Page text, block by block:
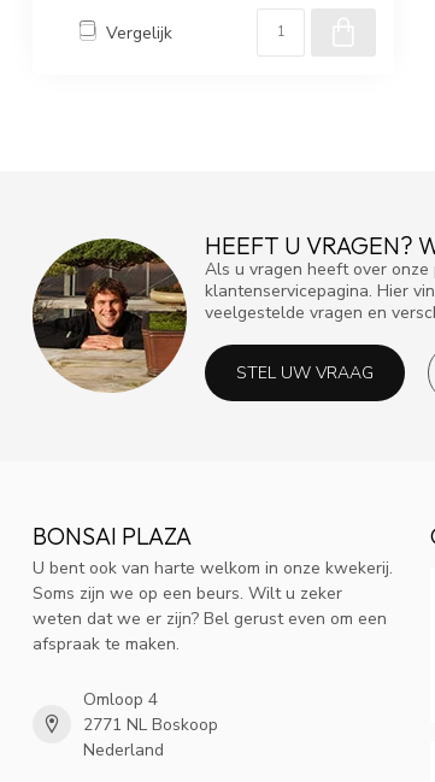
Vergelijk
HEEFT U VRAGEN?
Als u vragen heeft over
klantenservicepagina. Hier
veelgestelde vragen en
STEL UW VRAAG
BONSAI PLAZA
U bent ook van harte welkom in onze kwekerij.
Soms zijn we op een beurs. Wilt u zeker
weten dat we er zijn? Bel gerust even om een
afspraak te maken.
Omloop 4
2771 NL Boskoop
Nederland